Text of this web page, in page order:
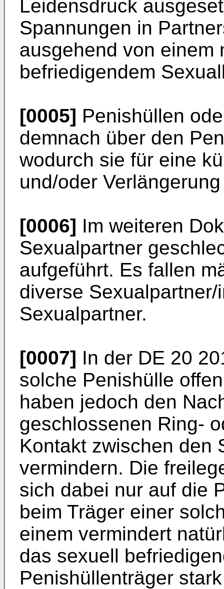
Leidensdruck
Spannungen in
ausgehend von einem
befriedigendem
[0005] Penishüllen
demnach über den
wodurch sie für eine
und/oder
[0006] Im weiteren
Sexualpartner
aufgeführt. Es fallen
diverse
Sexualpartner.
[0007] In der DE 20
solche Penishülle
haben jedoch den
geschlossenen Ring-
Kontakt zwischen den
vermindern. Die
sich dabei nur auf die
beim Träger einer
einem vermindert
das sexuell
Penishüllenträger